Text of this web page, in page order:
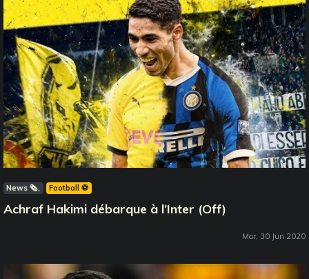
News 🗞️ Football ⚽️
Achraf Hakimi débarque à l’Inter (Off)
Mar, 30 Jun 2020